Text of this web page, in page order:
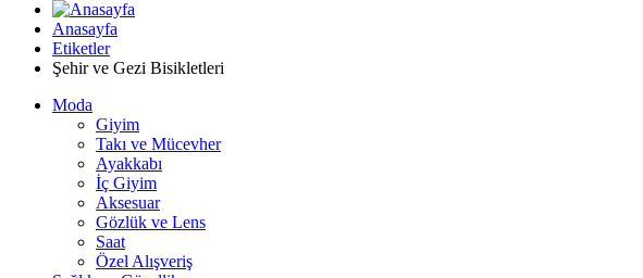
Anasayfa
Etiketler
Şehir ve Gezi Bisikletleri
Moda
Giyim
Takı ve Mücevher
Ayakkabı
İç Giyim
Aksesuar
Gözlük ve Lens
Saat
Özel Alışveriş